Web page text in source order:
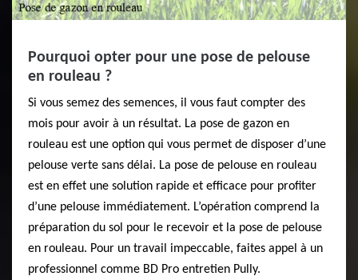
Pourquoi opter pour une pose de pelouse
en rouleau ?
Si vous semez des semences, il vous faut compter des
mois pour avoir à un résultat. La pose de gazon en
rouleau est une option qui vous permet de disposer d’une
pelouse verte sans délai. La pose de pelouse en rouleau
est en effet une solution rapide et efficace pour profiter
d’une pelouse immédiatement. L’opération comprend la
préparation du sol pour le recevoir et la pose de pelouse
en rouleau. Pour un travail impeccable, faites appel à un
professionnel comme BD Pro entretien Pully.